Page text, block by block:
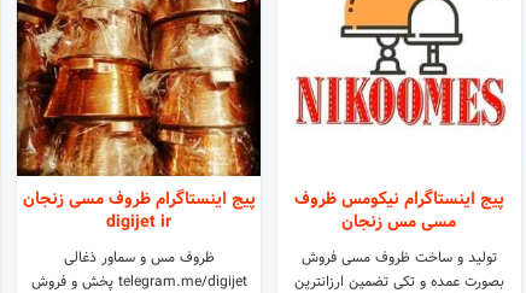
پیج اینستاگرام نیکومس ظروف
مسی مس زنجان
تولید و ساخت ظروف مسی فروش
بصورت عمده و تکی تضمین ارزانترین
پیج اینستاگرام ظروف مسی زنجان
digijet ir
ظروف مس و سماور ذغالی
telegram.me/digijet پخش و فروش